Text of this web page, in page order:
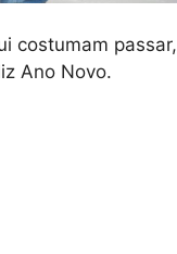
costumam passar,
Ano Novo.